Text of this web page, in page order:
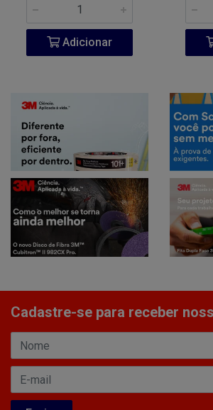
Adicionar
Cadastre-se para receber